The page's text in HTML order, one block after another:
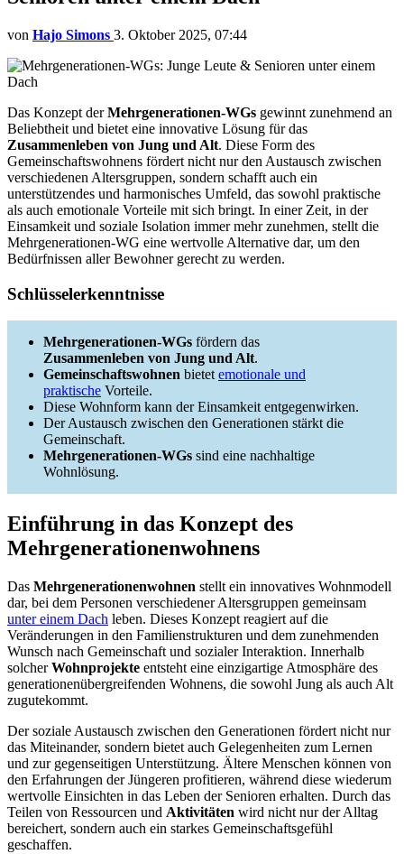
von Hajo Simons 3. Oktober 2025, 07:44
Das Konzept derMehrgenerationen-WGs gewinnt zunehmend an
Beliebtheit und bietet eine innovative Lösung für das
Zusammenleben von Jung und Alt. Diese Form des
Gemeinschaftswohnens fördert nicht nur den Austausch zwischen
verschiedenen Altersgruppen, sondern schafft auch ein
unterstützendes und harmonisches Umfeld, das sowohl praktische
als auch emotionale Vorteile mit sich bringt. In einer Zeit, in der
Einsamkeit und soziale Isolation immer mehr zunehmen, stellt die
Mehrgenerationen-WG eine wertvolle Alternative dar, um den
Bedürfnissen aller Bewohner gerecht zu werden.
Schlüsselerkenntnisse
Mehrgenerationen-WGs fördern das
Zusammenleben von Jung und Alt.
Gemeinschaftswohnen bietet emotionale und
praktische Vorteile.
Diese Wohnform kann der Einsamkeit entgegenwirken.
Der Austausch zwischen den Generationen stärkt die
Gemeinschaft.
Mehrgenerationen-WGs sind eine nachhaltige
Wohnlösung.
Einführung in das Konzept des
Mehrgenerationenwohnens
Das Mehrgenerationenwohnen stellt ein innovatives Wohnmodell
dar, bei dem Personen verschiedener Altersgruppen gemeinsam
unter einem Dach leben. Dieses Konzept reagiert auf die
Veränderungen in den Familienstrukturen und dem zunehmenden
Wunsch nach Gemeinschaft und sozialer Interaktion. Innerhalb
solcherWohnprojekte entsteht eine einzigartige Atmosphäre des
generationenübergreifenden Wohnens, die sowohl Jung als auch Alt
zugutekommt.
Der soziale Austausch zwischen den Generationen fördert nicht nur
das Miteinander, sondern bietet auch Gelegenheiten zum Lernen
und zur gegenseitigen Unterstützung. Ältere Menschen können von
den Erfahrungen der Jüngeren profitieren, während diese wiederum
wertvolle Einsichten in das Leben der Senioren erhalten. Durch das
Teilen von Ressourcen und Aktivitäten wird nicht nur der Alltag
bereichert, sondern auch ein starkes Gemeinschaftsgefühl
geschaffen.